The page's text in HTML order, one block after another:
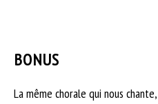
BONUS
La même chorale qui nous